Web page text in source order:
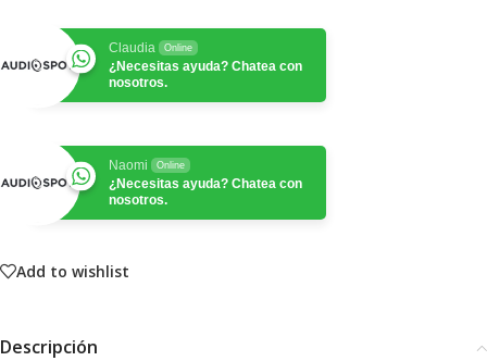
Claudia Online
¿Necesitas ayuda? Chatea con
nosotros.
Naomi Online
¿Necesitas ayuda? Chatea con
nosotros.
Add to wishlist
Descripción